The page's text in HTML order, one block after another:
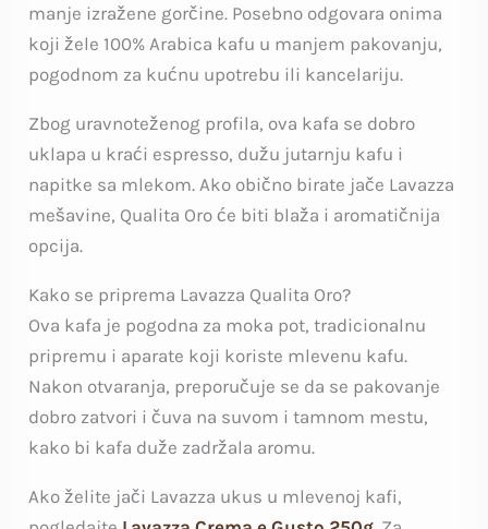
manje izražene gorčine. Posebno odgovara onima
koji žele 100% Arabica kafu u manjem pakovanju,
pogodnom za kućnu upotrebu ili kancelariju.
Zbog uravnoteženog profila, ova kafa se dobro
uklapa u kraći espresso, dužu jutarnju kafu i
napitke sa mlekom. Ako obično birate jače Lavazza
mešavine, Qualita Oro će biti blaža i aromatičnija
opcija.
Kako se priprema Lavazza Qualita Oro?
Ova kafa je pogodna za moka pot, tradicionalnu
pripremu i aparate koji koriste mlevenu kafu.
Nakon otvaranja, preporučuje se da se pakovanje
dobro zatvori i čuva na suvom i tamnom mestu,
kako bi kafa duže zadržala aromu.
Ako želite jači Lavazza ukus u mlevenoj kafi,